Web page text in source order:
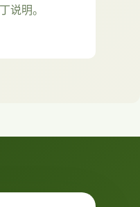
说明。